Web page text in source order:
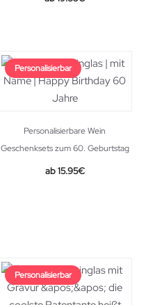
Personalisierbar
Personalisierbare Wein
Geschenksets zum 60. Geburtstag
15.95€
Personalisierbar